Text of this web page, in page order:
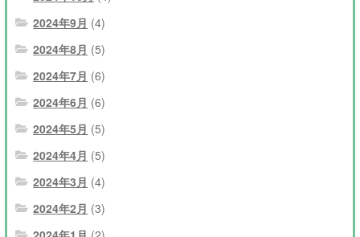
2024年9月 (4)
2024年8月 (5)
2024年7月 (6)
2024年6月 (6)
2024年5月 (5)
2024年4月 (5)
2024年3月 (4)
2024年2月 (3)